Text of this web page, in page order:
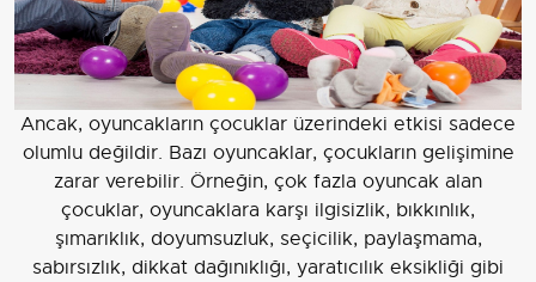
Ancak, oyuncakların çocuklar üzerindeki etkisi sadece
olumlu değildir. Bazı oyuncaklar, çocukların gelişimine
zarar verebilir. Örneğin, çok fazla oyuncak alan
çocuklar, oyuncaklara karşı ilgisizlik, bıkkınlık,
şımarıklık, doyumsuzluk, seçicilik, paylaşmama,
sabırsızlık, dikkat dağınıklığı, yaratıcılık eksikliği gibi